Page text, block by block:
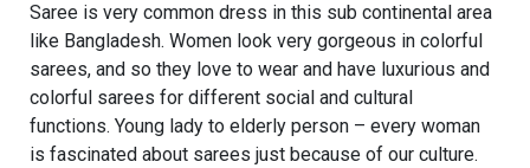
Saree is very common dress in this sub continental area
like Bangladesh. Women look very gorgeous in colorful
sarees, and so they love to wear and have luxurious and
colorful sarees for different social and cultural
functions. Young lady to elderly person – every woman
is fascinated about sarees just because of our culture.